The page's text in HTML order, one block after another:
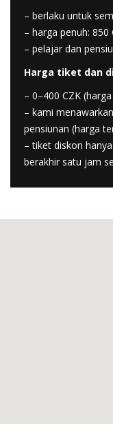
– berlaku untuk
– harga penuh: 850
– pelajar dan
Harga tiket dan
– 0–400 CZK
– kami
pensiunan (harga
– tiket diskon
berakhir satu jam